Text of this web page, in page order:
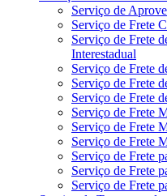
Serviço de
Serviço de Frete
Serviço de Frete
Interestadual
Serviço de Frete
Serviço de Frete
Serviço de Frete
Serviço de Frete
Serviço de Frete
Serviço de Frete
Serviço de Frete
Serviço de Frete
Serviço de Frete